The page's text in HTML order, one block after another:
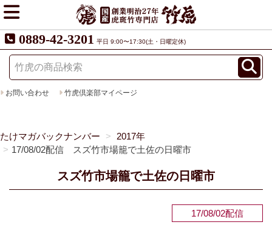
0889-42-3201 平日 9:00〜17:30(土・日曜定休)
お問い合わせ 竹虎倶楽部マイページ
たけマガバックナンバー
2017年
17/08/02配信 スズ竹市場籠で土佐の日曜市
スズ竹市場籠で土佐の日曜市
17/08/02配信